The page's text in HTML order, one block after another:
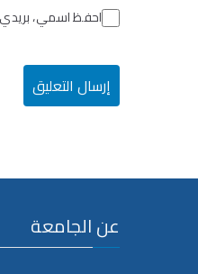
احفظ اسمي، بريدي
عن الجامعة